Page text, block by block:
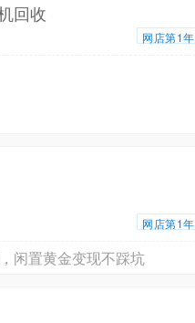
回收
网店第1年
网店第1年
闲置黄金变现不踩坑